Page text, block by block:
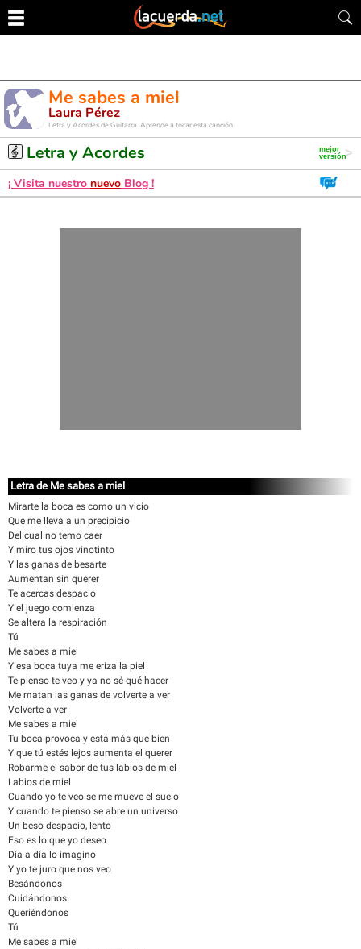
Me sabes a miel
Laura Pérez
Letra y Acordes de Guitarra. Aprende a tocar esta canción
Letra y Acordes
¡ Visita nuestro nuevo Blog !
Letra de Me sabes a miel
Mirarte la boca es como un vicio
Que me lleva a un precipicio
Del cual no temo caer
Y miro tus ojos vinotinto
Y las ganas de besarte
Aumentan sin querer
Te acercas despacio
Y el juego comienza
Se altera la respiración
Tú
Me sabes a miel
Y esa boca tuya me eriza la piel
Te pienso te veo y ya no sé qué hacer
Me matan las ganas de volverte a ver
Volverte a ver
Me sabes a miel
Tu boca provoca y está más que bien
Y que tú estés lejos aumenta el querer
Robarme el sabor de tus labios de miel
Labios de miel
Cuando yo te veo se me mueve el suelo
Y cuando te pienso se abre un universo
Un beso despacio, lento
Eso es lo que yo deseo
Día a día lo imagino
Y yo te juro que nos veo
Besándonos
Cuidándonos
Queriéndonos
Tú
Me sabes a miel